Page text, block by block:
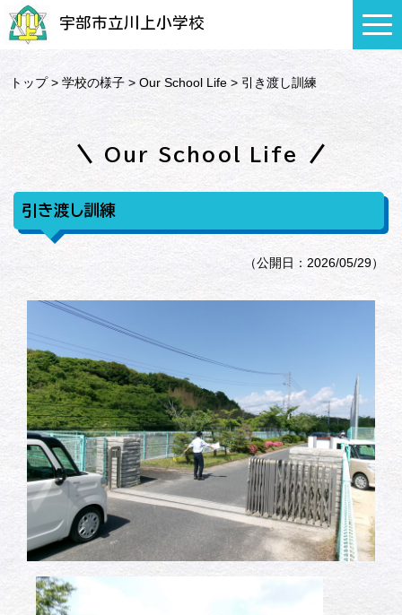
宇部市立川上小学校
トップ>学校の様子 >Our School Life > 引き渡し訓練
Our School Life
引き渡し訓練
（公開日：2026/05/29）